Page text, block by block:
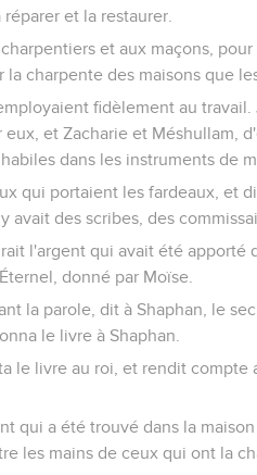
et la restaurer.
et aux maçons,
la charpente des maisons que
fidèlement au
eux, et Zacharie et Méshullam,
dans les instruments de
qui portaient les fardeaux, et
avait des scribes, des
l'argent qui avait été apporté
donné par Moïse.
la parole, dit à Shaphan, le
le livre à Shaphan.
le livre au roi, et rendit
qui a été trouvé dans la
les mains de ceux qui ont la